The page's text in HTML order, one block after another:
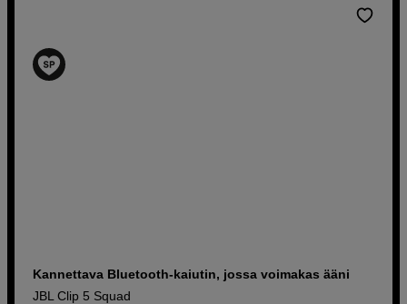
Kannettava Bluetooth-kaiutin, jossa voimakas ääni
JBL Clip 5 Squad